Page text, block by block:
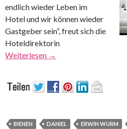
endlich wieder Leben im
Hotel und wir können wieder
Gastgeber sein“, freut sich die
Hoteldirektorin
Weiterlesen →
BIENEN DANIEL ERWIN WURM